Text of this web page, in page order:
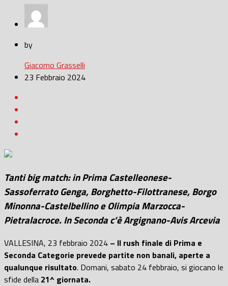
by
Giacomo Grasselli
23 Febbraio 2024
Tanti big match: in Prima Castelleonese-
Sassoferrato Genga, Borghetto-Filottranese, Borgo
Minonna-Castelbellino e Olimpia Marzocca-
Pietralacroce. In Seconda c’è Argignano-Avis Arcevia
VALLESINA, 23 febbraio 2024 – Il rush finale di Prima e
Seconda Categorie prevede partite non banali, aperte a
qualunque risultato. Domani, sabato 24 febbraio, si giocano le
sfide della 21^ giornata.